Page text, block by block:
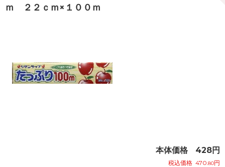
ｍ ２２ｃｍ×１００ｍ
本体価格 428円
税込価格 470.80円